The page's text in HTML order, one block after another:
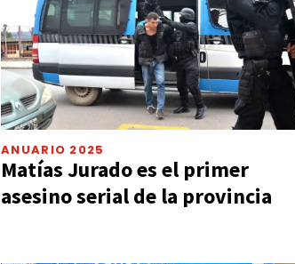
ANUARIO 2025
Matías Jurado es el primer
asesino serial de la provincia